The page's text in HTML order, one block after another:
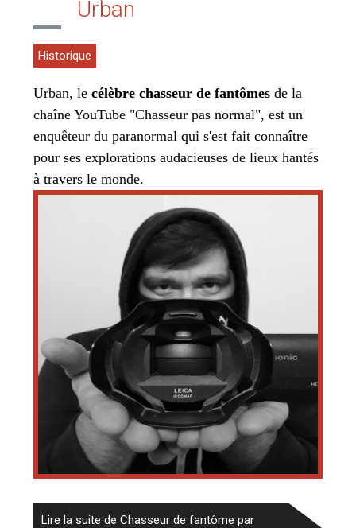
Urban
Historique
Urban, lecélèbre chasseur de fantômes de la
chaîne YouTube "Chasseur pas normal", est un
enquêteur du paranormal qui s'est fait connaître
pour ses explorations audacieuses de lieux hantés
à travers le monde.
Lire la suite de Chasseur de fantôme par